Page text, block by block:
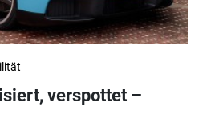
verspottet –